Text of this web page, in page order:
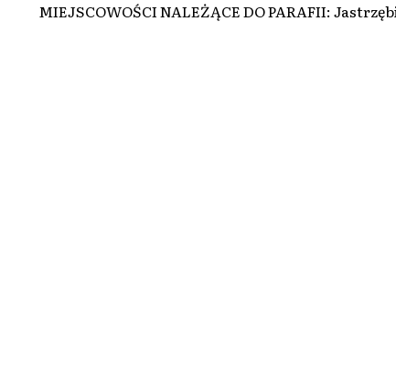
MIEJSCOWOŚCI NALEŻĄCE DO PARAFII: